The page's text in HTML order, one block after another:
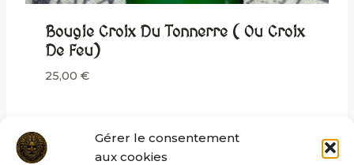
Gérer le consentement
aux cookies
Bougie Croix Du Tonnerre ( Ou Croix
De Feu)
25,00 €